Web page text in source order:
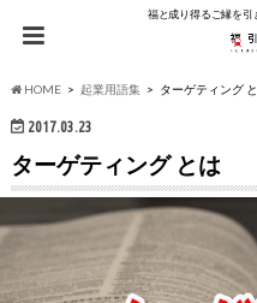
福と成り得るご縁を
HOME 起業用語集 ターゲティング
2017.03.23
ターゲティング とは